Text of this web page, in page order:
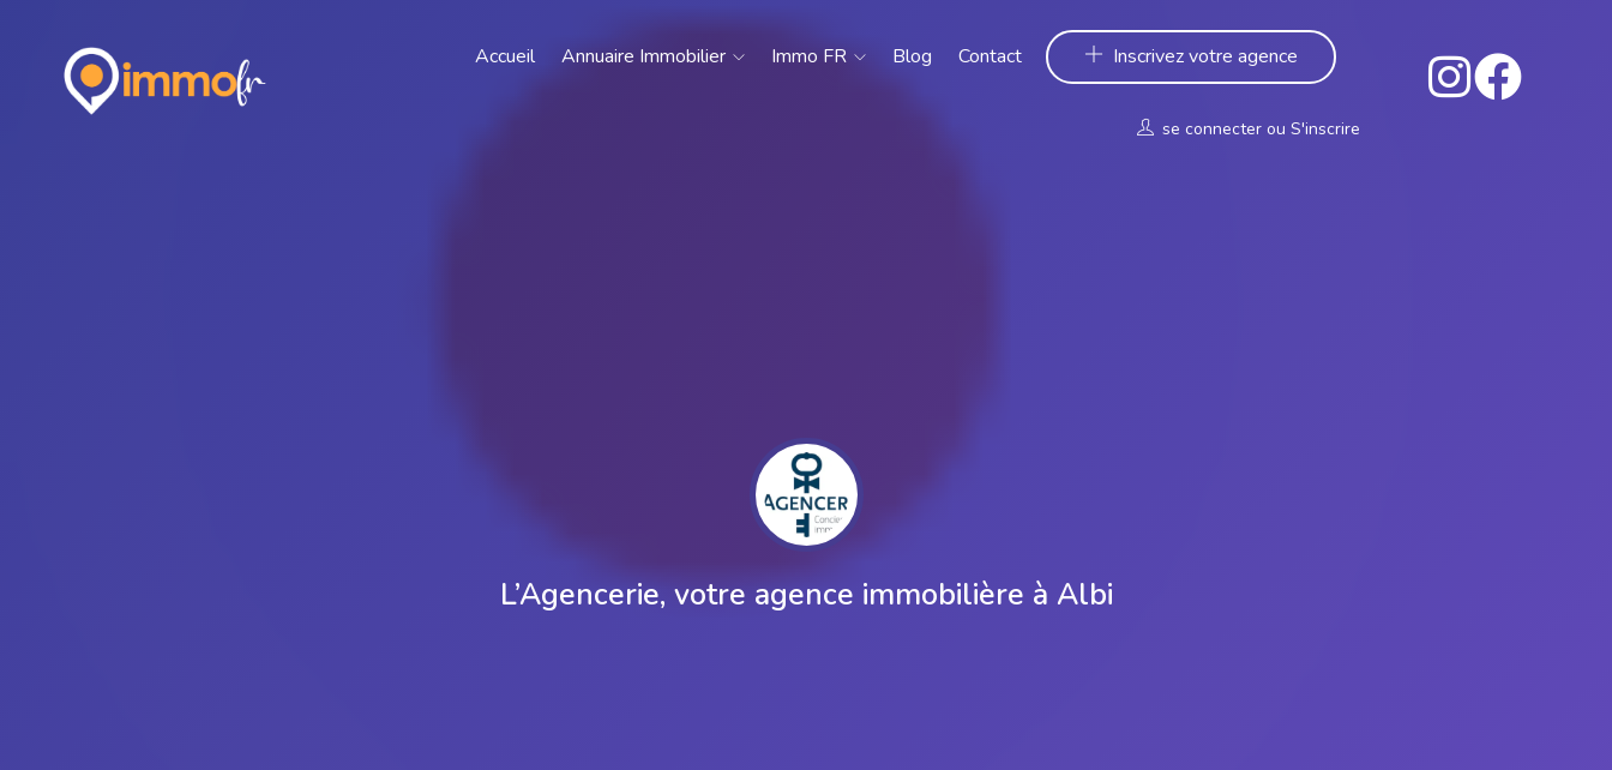
Accueil Annuaire Immobilier Immo FR Blog Contact Inscrivez votre agence
se connecter ou S'inscrire
L’Agencerie, votre agence immobilière à Albi